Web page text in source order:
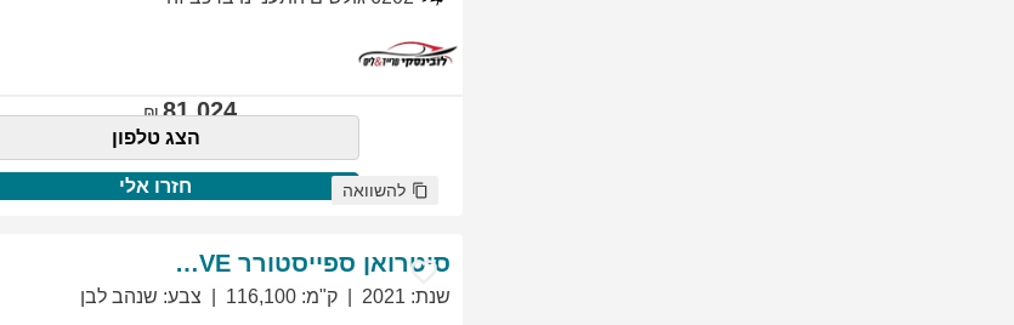
81,024
הצג טלפון
חזרו אלי להשוואה
סיטרואן ספייסטורר EXCLUSIVE
שנת:
2021 ק"מ:
116,100 צבע: שנהב לבן